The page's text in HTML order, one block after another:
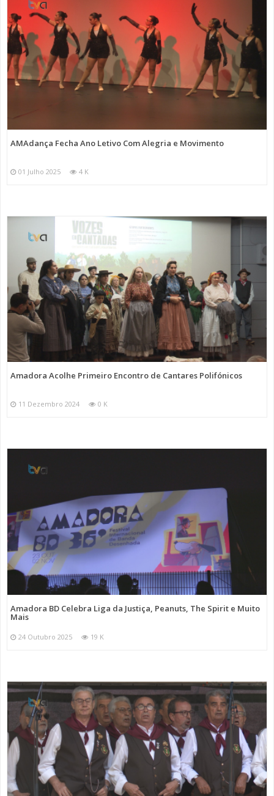
AMAdança Fecha Ano Letivo Com Alegria e Movimento
01 Julho 2025 4 K
Amadora Acolhe Primeiro Encontro de Cantares Polifónicos
11 Dezembro 2024 0 K
Amadora BD Celebra Liga da Justiça, Peanuts, The Spirit e Muito
Mais
24 Outubro 2025 19 K